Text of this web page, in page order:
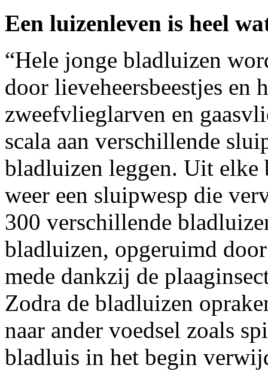
Een luizenleven is heel
“Hele jonge bladluizen
door lieveheersbeestjes en
zweefvlieglarven en
scala aan verschillende
bladluizen leggen. Uit
weer een sluipwesp die
300 verschillende
bladluizen, opgeruimd
mede dankzij de
Zodra de bladluizen
naar ander voedsel zoals
bladluis in het begin